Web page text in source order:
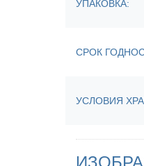
УПАКОВКА:
СРОК
УСЛОВИЯ